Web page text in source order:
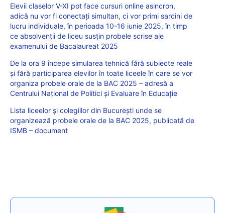
Elevii claselor V-XI pot face cursuri online asincron,
adică nu vor fi conectați simultan, ci vor primi sarcini de
lucru individuale, în perioada 10-16 iunie 2025, în timp
ce absolvenții de liceu susțin probele scrise ale
examenului de Bacalaureat 2025
De la ora 9 începe simularea tehnică fără subiecte reale
și fără participarea elevilor în toate liceele în care se vor
organiza probele orale de la BAC 2025 – adresă a
Centrului Național de Politici și Evaluare în Educație
Lista liceelor și colegiilor din București unde se
organizează probele orale de la BAC 2025, publicată de
ISMB – document